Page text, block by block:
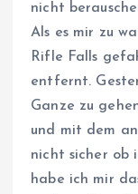
nicht
Als es mir zu
Rifle Falls
entfernt.
Ganze zu
und mit dem
nicht sicher ob
habe ich mir